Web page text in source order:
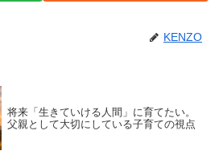
KENZO
将来「生きていける人間」に育てたい。
父親として大切にしている子育ての視点